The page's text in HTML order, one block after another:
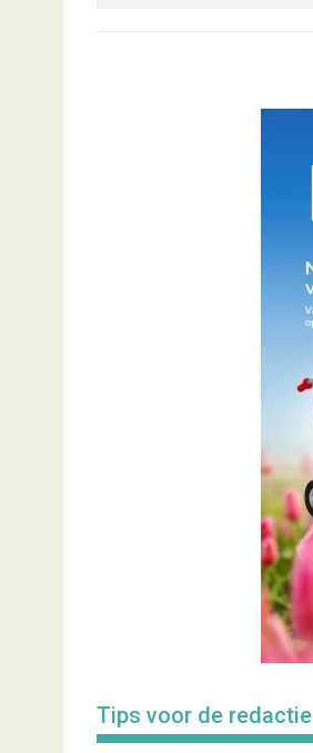
Tips voor de redactie